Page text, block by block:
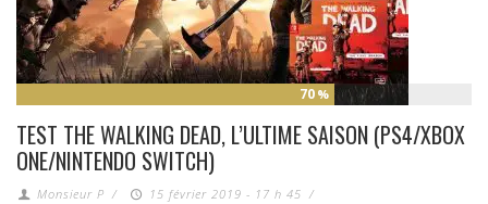
70 %
TEST THE WALKING DEAD, L’ULTIME SAISON (PS4/XBOX
ONE/NINTENDO SWITCH)
Monsieur P / 15 février 2019 - 17 h 45 /